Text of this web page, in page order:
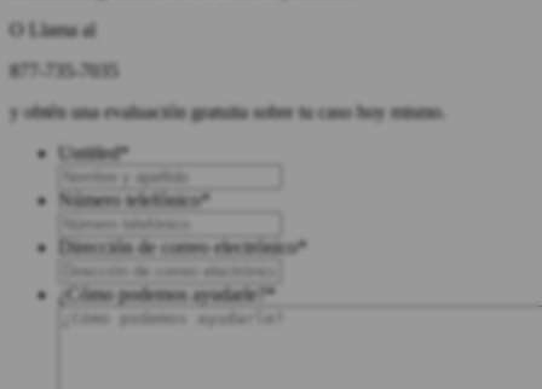
O Llama al
877-735-7035
y obtén una evaluación gratuita sobre tu caso hoy mismo.
Untitled*
Número telefónico*
Dirección de correo electrónico*
¿Cómo podemos ayudarle?*